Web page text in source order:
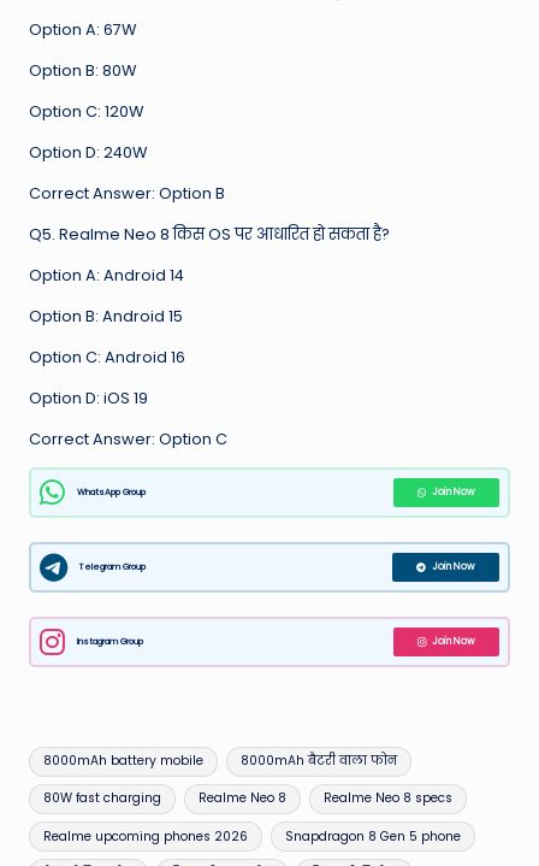
Option A: 67W
Option B: 80W
Option C: 120W
Option D: 240W
Correct Answer: Option B
Q5. Realme Neo 8 किस OS पर आधारित हो सकता है?
Option A: Android 14
Option B: Android 15
Option C: Android 16
Option D: iOS 19
Correct Answer: Option C
WhatsApp Group Join Now
Telegram Group Join Now
Instagram Group Join Now
Tags:
8000mAh battery mobile 8000mAh बैटरी वाला फोन
80W fast charging Realme Neo 8 Realme Neo 8 specs
Realme upcoming phones 2026 Snapdragon 8 Gen 5 phone